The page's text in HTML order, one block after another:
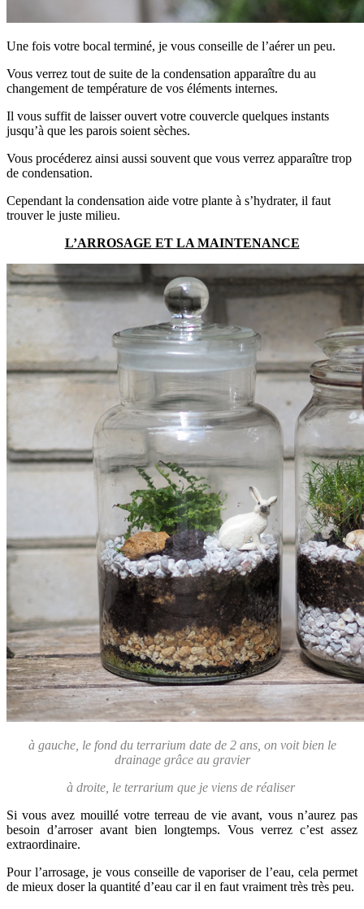
Une fois votre bocal terminé, je vous conseille de l’aérer un peu.
Vous verrez tout de suite de la condensation apparaître du au
changement de température de vos éléments internes.
Il vous suffit de laisser ouvert votre couvercle quelques instants
jusqu’à que les parois soient sèches.
Vous procéderez ainsi aussi souvent que vous verrez apparaître trop
de condensation.
Cependant la condensation aide votre plante à s’hydrater, il faut
trouver le juste milieu.
L’ARROSAGE ET LA MAINTENANCE
à gauche, le fond du terrarium date de 2 ans, on voit bien le
drainage grâce au gravier
à droite, le terrarium que je viens de réaliser
Si vous avez mouillé votre terreau de vie avant, vous n’aurez pas
besoin d’arroser avant bien longtemps. Vous verrez c’est assez
extraordinaire.
Pour l’arrosage, je vous conseille de vaporiser de l’eau, cela permet
de mieux doser la quantité d’eau car il en faut vraiment très très peu.